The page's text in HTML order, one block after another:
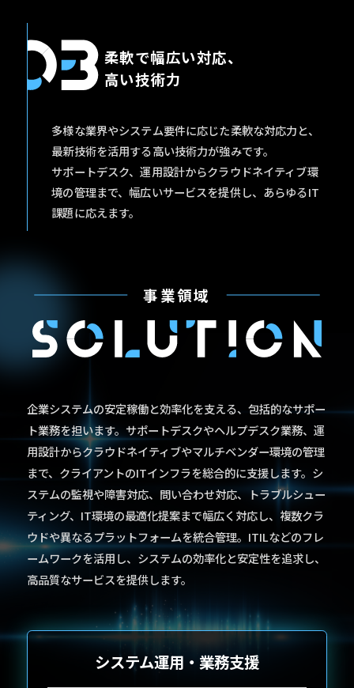
柔軟で幅広い対応、
高い技術力
多様な業界やシステム要件に応じた柔軟な対応力と、
最新技術を活用する高い技術力が強みです。
サポートデスク、運用設計からクラウドネイティブ環
境の管理まで、幅広いサービスを提供し、あらゆるIT
課題に応えます。
事業領域
企業システムの安定稼働と効率化を支える、包括的なサポー
ト業務を担います。 サポートデスクやヘルプデスク業務、運
用設計からクラウドネイティブやマルチベンダー環境の管理
まで、クライアントのITインフラを総合的に支援します。 シ
ステムの監視や障害対応、問い合わせ対応、トラブルシュー
ティング、IT環境の最適化提案まで幅広く対応し、 複数クラ
ウドや異なるプラットフォームを統合管理。ITILなどのフレ
ームワークを活用し、 システムの効率化と安定性を追求し、
高品質なサービスを提供します。
システム運用・業務支援